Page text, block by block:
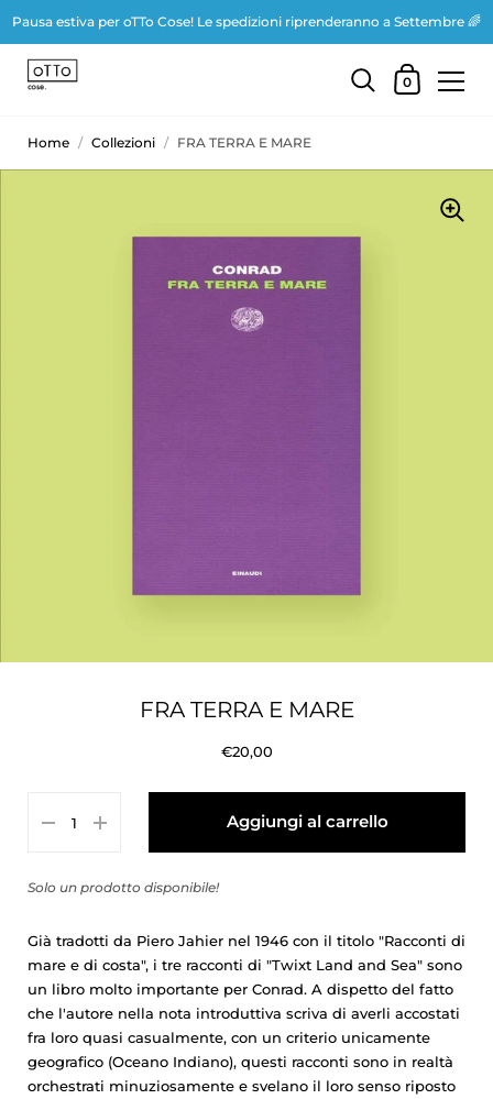
Pausa estiva per oTTo Cose! Le spedizioni riprenderanno a Settembre 🌈
0
FRA TERRA E MARE
€20,00
Aggiungi al carrello
Solo un prodotto disponibile!
Già tradotti da Piero Jahier nel 1946 con il titolo "Racconti di
mare e di costa", i tre racconti di "Twixt Land and Sea" sono
un libro molto importante per Conrad. A dispetto del fatto
che l'autore nella nota introduttiva scriva di averli accostati
fra loro quasi casualmente, con un criterio unicamente
geografico (Oceano Indiano), questi racconti sono in realtà
orchestrati minuziosamente e svelano il loro senso riposto
Home / Collezioni / FRA TERRA E MARE